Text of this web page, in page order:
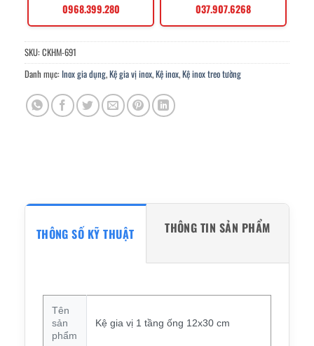
0968.399.280 037.907.6268
SKU: CKHM-691
Danh mục: Inox gia dụng,Kệ gia vị inox,Kệ inox,Kệ inox treo tường
THÔNG SỐ KỸ THUẬT THÔNG TIN SẢN PHẨM
Tên
sản
phẩm
Kệ gia vị 1 tầng ống 12x30 cm